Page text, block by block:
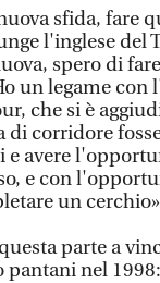
sfida, fare
l'inglese del
spero di
un legame con
che si è
di corridore
e avere
e con
un
parte a
nel